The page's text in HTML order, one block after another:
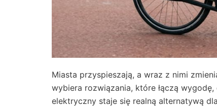
Miasta przyspieszają, a wraz z nimi
wybiera rozwiązania, które łączą
elektryczny staje się realną alternatywą